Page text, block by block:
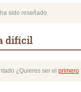
sido reseñado
difícil
¿Quieres ser el primero